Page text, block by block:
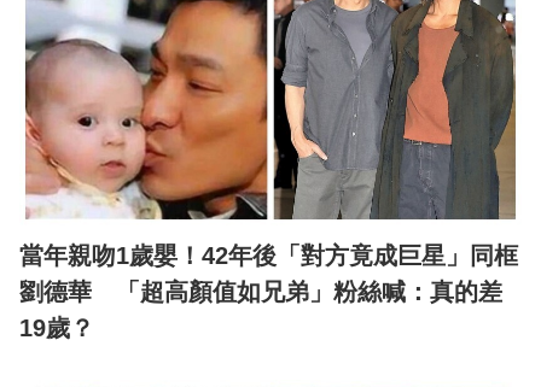
當年親吻1歲嬰！42年後「對方竟成巨星」同框
劉德華 「超高顏值如兄弟」粉絲喊：真的差
19歲？